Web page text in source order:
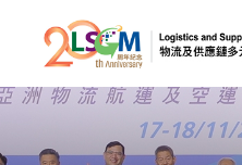
跳到內容（按
A